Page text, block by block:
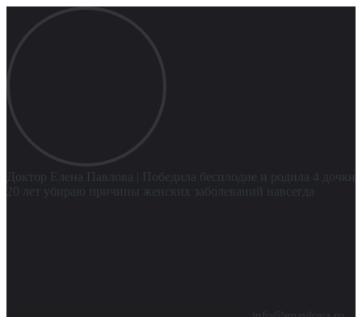
Доктор Елена Павлова
| Победила бесплодие и родила 4 дочки
20 лет убираю причины женских заболеваний навсегда